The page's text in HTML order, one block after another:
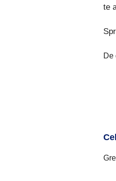
te
De